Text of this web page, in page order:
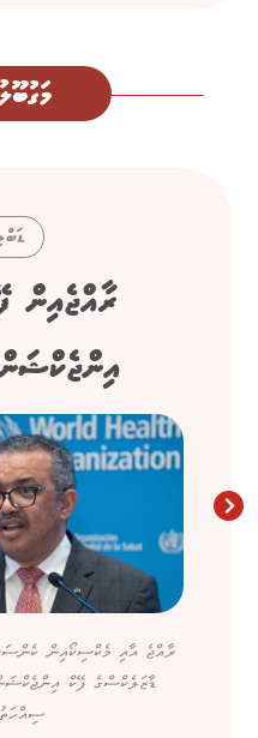
ރާއްޖެއިން
ރާއްޖެ އާއި މެކްސިކޯއިން
ޑާޒަލެކްސްގެ ފޭކް